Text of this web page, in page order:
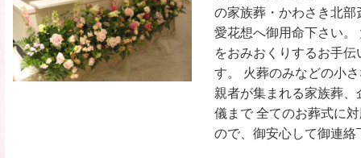
の家族葬・かわさき北部
愛花想へ御用命下さい。
をおみおくりするお手
す。 火葬のみなどの小
親者が集まれる家族葬
儀まで 全てのお葬式に
ので、御安心して御連